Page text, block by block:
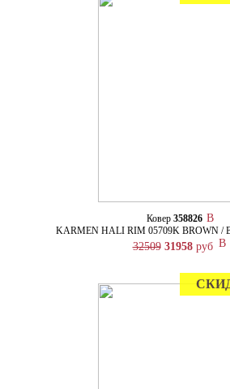
Ковер 358826
KARMEN HALI RIM 05709K BROWN /
32509 31958руб